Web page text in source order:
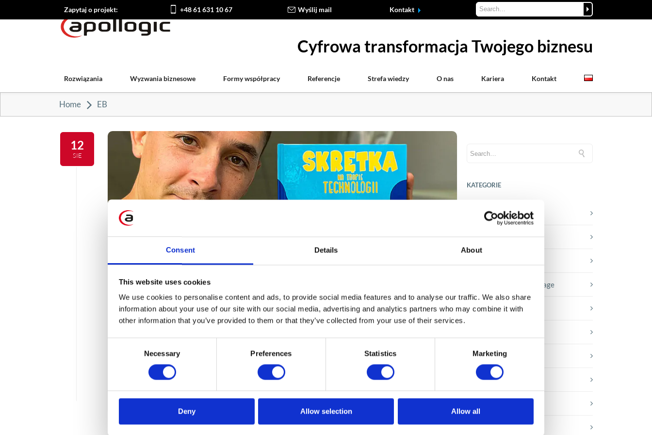
Consent Details About
This website uses cookies
We use cookies to personalise content and ads, to provide social media features and to analyse our traffic. We also share
information about your use of our site with our social media, advertising and analytics partners who may combine it with
other information that you’ve provided to them or that they’ve collected from your use of their services.
Necessary Preferences Statistics Marketing
Deny Allow selection Allow all
Zapytaj o projekt: +48 61 631 10 67 Wyślij mail Kontakt
Cyfrowa transformacja Twojego biznesu
Rozwiązania Wyzwania biznesowe Formy współpracy Referencje Strefa wiedzy O nas Kariera Kontakt
Home EB
12
SIE
Dziecięca ciekawość stworzyła najwybitniejsze
umysły naszego świata
Mieliśmy przyjemność objąć patronatem najnowszą publikację Pawła Skiby, architekta
rozwiązań IoT i lidera zespołu RapidLab, który z Apollogic związany jest od 2009 roku.
W niniejszym wywiadzie pytamy go o kulisy powstawania książki dla najmłodszych
pasjonatów technologii.
3 min
KATEGORIE
Aktualności prawne
Baza wiedzy
Historie sukcesu front page
Inicjatywy pracowników
Porady karierowe
Rozwiązania Microsoft
Trendy w SAP-ie